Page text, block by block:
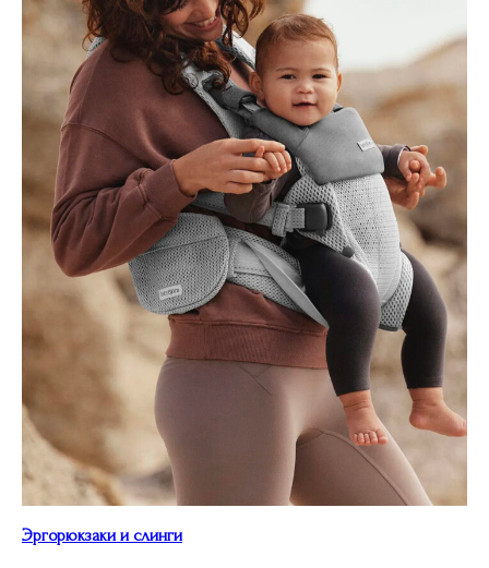
Эргорюкзаки и слинги